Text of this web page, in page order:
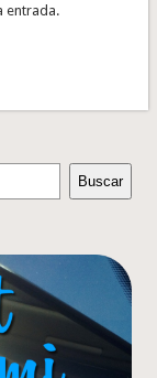
entrada.
Buscar